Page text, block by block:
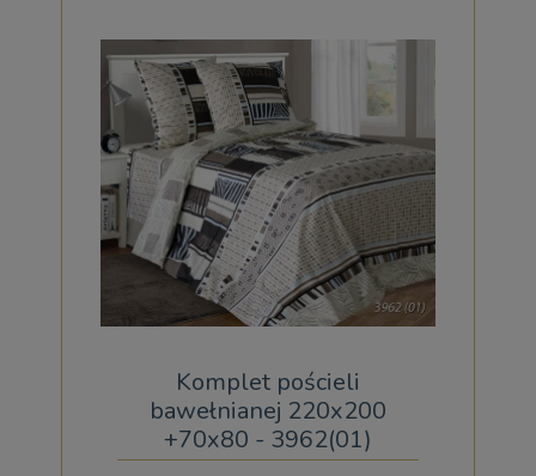
Komplet pościeli
bawełnianej 220x200
+70x80 - 3962(01)